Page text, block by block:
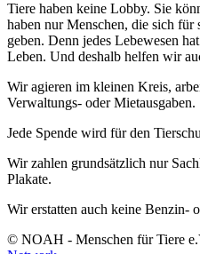
Tiere haben keine Lobby. Sie
haben nur Menschen, die sich für
geben. Denn jedes Lebewesen
Leben. Und deshalb helfen wir
Wir agieren im kleinen Kreis,
Verwaltungs- oder Mietausgaben.
Jede Spende wird für den
Wir zahlen grundsätzlich nur
Plakate.
Wir erstatten auch keine Benzin-
© NOAH - Menschen für Tiere